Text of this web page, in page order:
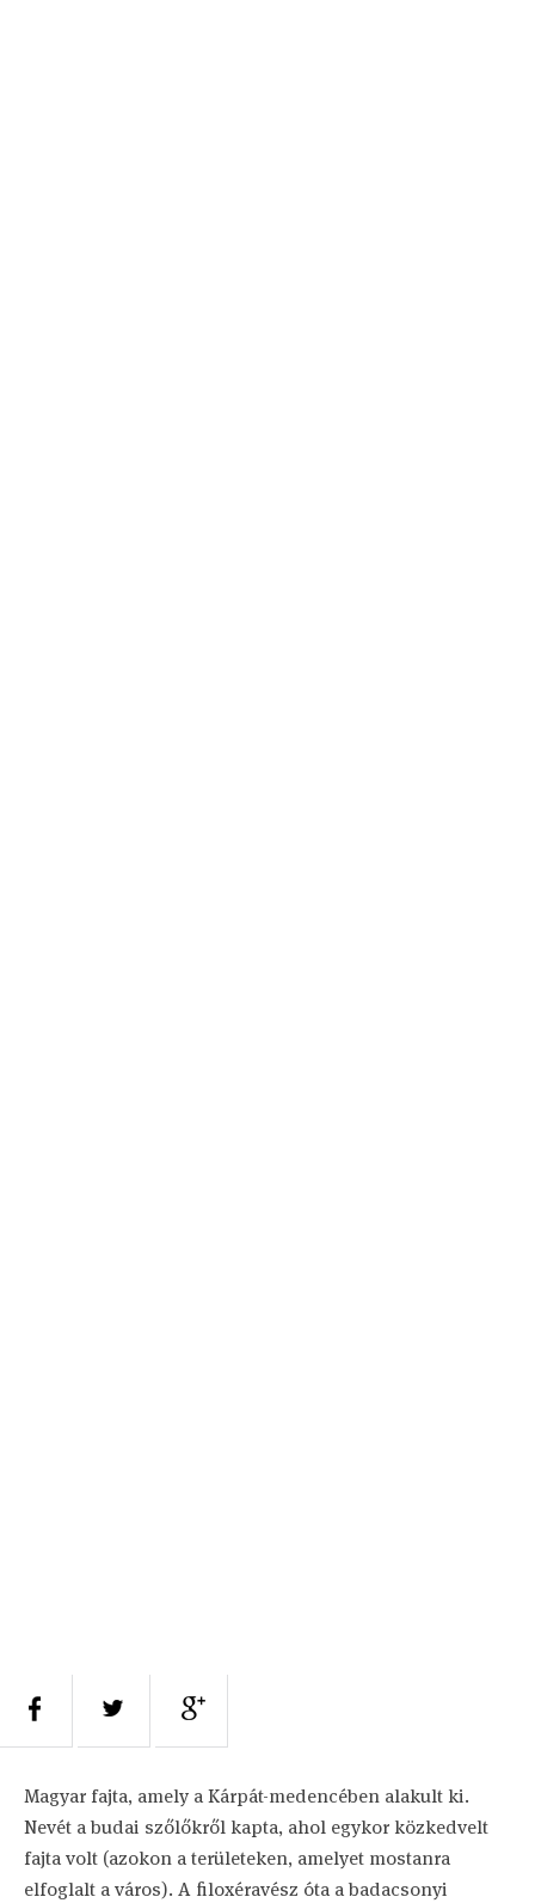
Magyar fajta, amely a Kárpát-medencében alakult ki.
Nevét a budai szőlőkről kapta, ahol egykor közkedvelt
fajta volt (azokon a területeken, amelyet mostanra
elfoglalt a város). A filoxéravész óta a badacsonyi